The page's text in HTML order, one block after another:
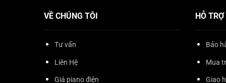
VỀ CHÚNG TÔI
Tư vấn
Liên Hệ
Giá piano điện
HỖ
Bảo
Mua
Giao